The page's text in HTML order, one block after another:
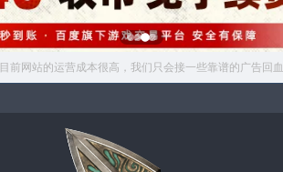
目前网站的运营成本很高，我们只会接一些靠谱的广告回血